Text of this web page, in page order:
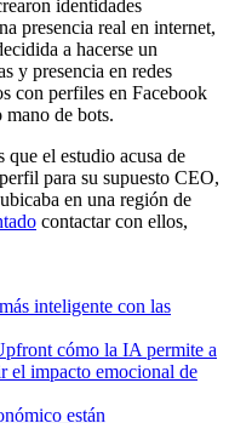
identidades
presencia real en internet,
a hacerse un
y presencia en redes
con perfiles en Facebook
de bots.
que el estudio acusa de
para su supuesto CEO,
en una región de
contactar con ellos,
inteligente con las
cómo la IA permite a
el impacto emocional de
están